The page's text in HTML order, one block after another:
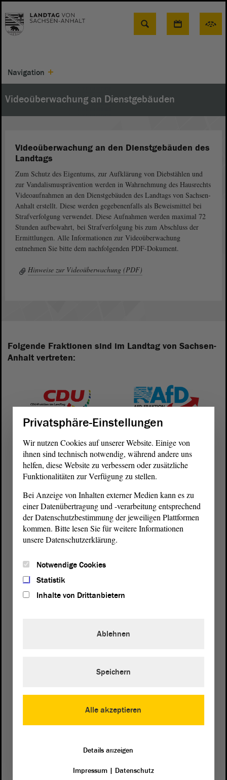
Suche
Navigation
Videoüberwachung an Dienstgebäuden
Videoüberwachung an den Dienstgebäuden des
Landtags
Zum Schutz des Eigentums, zur Aufklärung von Diebstählen und
zur Vandalismusprävention werden in Wahrnehmung des Hausrechts
Videoaufnahmen an den Dienstgebäuden des Landtags von Sachsen-
Anhalt erstellt. Diese werden gegebenenfalls als Beweismittel bei
Strafverfolgung verwendet. Diese Aufnahmen werden maximal 72
Stunden aufbewahrt, bei Strafverfolgung bis zum Abschluss der
Ermittlungen. Alle Informationen zur Videoüberwachung
entnehmen Sie bitte dem nachfolgenden PDF-Dokument.
Hinweise zur Videoüberwachung (PDF)
Folgende Fraktionen sind im Landtag von Sachsen-
Anhalt vertreten:
Postanschrift
Domplatz 6–9
39104 Magdeburg
0391 / 560 - 1123
Privatsphäre-Einstellungen
Wir nutzen Cookies auf unserer Website. Einige von
ihnen sind technisch notwendig, während andere uns
helfen, diese Website zu verbessern oder zusätzliche
Funktionalitäten zur Verfügung zu stellen.
Bei Anzeige von Inhalten externer Medien kann es zu
einer Datenübertragung und -verarbeitung entsprechend
der Datenschutzbestimmung der jeweiligen Plattformen
kommen. Bitte lesen Sie für weitere Informationen
unsere Datenschutzerklärung.
Notwendige Cookies
Statistik
Inhalte von Drittanbietern
Alle akzeptieren
Ablehnen
Speichern
Details anzeigen
Impressum| Datenschutz